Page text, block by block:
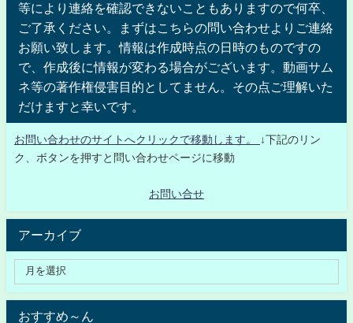
等により連絡を確認できないこともありますので何卒、
ご了承ください。まずはこちらの問い合わせよりご連絡
お願い致します。情報は作成時点の日時のものですの
で、作成後に情報が変わる場合がございます。動画サム
ネ等の著作権侵害目的としてません。その点ご理解いた
だけますと幸いです。
お問い合わせのサイトへクリックで移動します。
↓下記のリン
ク、ボタンを押すと問い合わせページに移動
お問い合せ
アーカイブ
おすすめ～ん